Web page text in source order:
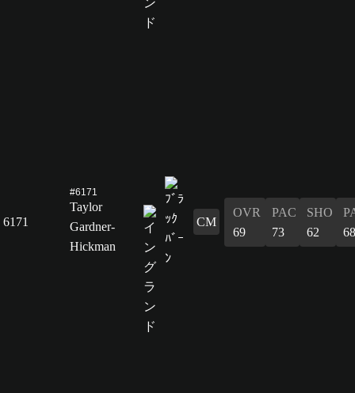
6171
#6171
Taylor
Gardner-
Hickman
CM
OVR
69
PAC
73
SHO
62
68